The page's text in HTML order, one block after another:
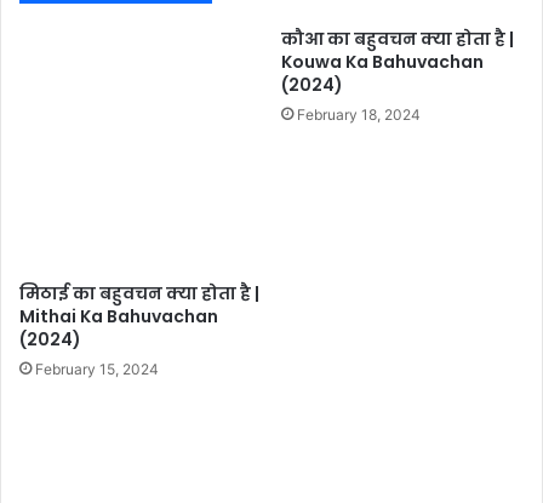
मिठाई का बहुवचन क्या होता है |
Mithai Ka Bahuvachan
(2024)
February 15, 2024
कौआ का बहुवचन क्या होता है |
Kouwa Ka Bahuvachan
(2024)
February 18, 2024